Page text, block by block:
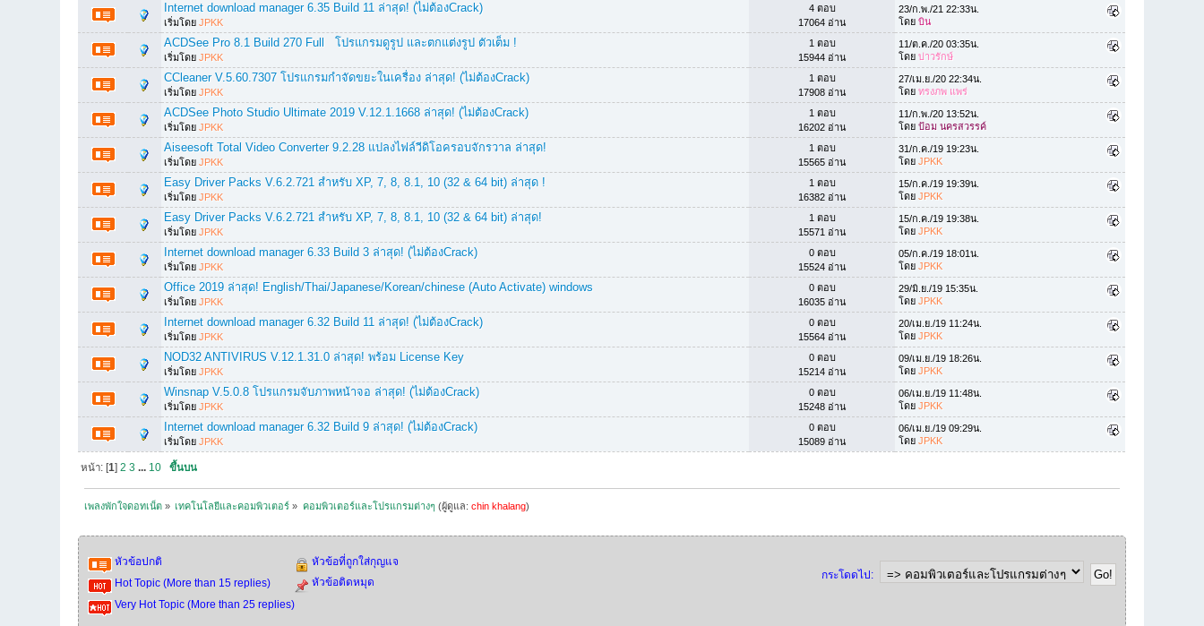
Internet download manager 6.35 Build 11 ล่าสุด! (ไม่ต้องCrack)
เริ่มโดยJPKK
4 ตอบ
17064 อ่าน
23/ก.พ./21 22:33น.
โดยบิน
ACDSee Pro 8.1 Build 270 Full โปรแกรมดูรูป และตกแต่งรูป ตัวเต็ม !
เริ่มโดยJPKK
1 ตอบ
15944 อ่าน
11/ต.ค./20 03:35น.
โดยบ่าวรักษ์
CCleaner V.5.60.7307 โปรแกรมกำจัดขยะในเครื่อง ล่าสุด! (ไม่ต้องCrack)
เริ่มโดยJPKK
1 ตอบ
17908 อ่าน
27/เม.ย./20 22:34น.
โดยทรงภพ แพร่
ACDSee Photo Studio Ultimate 2019 V.12.1.1668 ล่าสุด! (ไม่ต้องCrack)
เริ่มโดยJPKK
1 ตอบ
16202 อ่าน
11/ก.พ./20 13:52น.
โดยป้อม นครสวรรค์
Aiseesoft Total Video Converter 9.2.28 แปลงไฟล์วีดิโอครอบจักรวาล ล่าสุด!
เริ่มโดยJPKK
1 ตอบ
15565 อ่าน
31/ก.ค./19 19:23น.
โดยJPKK
Easy Driver Packs V.6.2.721 สำหรับ XP, 7, 8, 8.1, 10 (32 & 64 bit) ล่าสุด !
เริ่มโดยJPKK
1 ตอบ
16382 อ่าน
15/ก.ค./19 19:39น.
โดยJPKK
Easy Driver Packs V.6.2.721 สำหรับ XP, 7, 8, 8.1, 10 (32 & 64 bit) ล่าสุด!
เริ่มโดยJPKK
1 ตอบ
15571 อ่าน
15/ก.ค./19 19:38น.
โดยJPKK
Internet download manager 6.33 Build 3 ล่าสุด! (ไม่ต้องCrack)
เริ่มโดยJPKK
0 ตอบ
15524 อ่าน
05/ก.ค./19 18:01น.
โดยJPKK
Office 2019 ล่าสุด! English/Thai/Japanese/Korean/chinese (Auto Activate) windows
เริ่มโดยJPKK
0 ตอบ
16035 อ่าน
29/มิ.ย./19 15:35น.
โดยJPKK
Internet download manager 6.32 Build 11 ล่าสุด! (ไม่ต้องCrack)
เริ่มโดยJPKK
0 ตอบ
15564 อ่าน
20/เม.ย./19 11:24น.
โดยJPKK
NOD32 ANTIVIRUS V.12.1.31.0 ล่าสุด! พร้อม License Key
เริ่มโดยJPKK
0 ตอบ
15214 อ่าน
09/เม.ย./19 18:26น.
โดยJPKK
Winsnap V.5.0.8 โปรแกรมจับภาพหน้าจอ ล่าสุด! (ไม่ต้องCrack)
เริ่มโดยJPKK
0 ตอบ
15248 อ่าน
06/เม.ย./19 11:48น.
โดยJPKK
Internet download manager 6.32 Build 9 ล่าสุด! (ไม่ต้องCrack)
เริ่มโดยJPKK
0 ตอบ
15089 อ่าน
06/เม.ย./19 09:29น.
โดยJPKK
หน้า: [ 1 2 3 ... 10 ขึ้นบน
เพลงพักใจดอทเน็ต» เทคโนโลยีและคอมพิวเตอร์ » คอมพิวเตอร์และโปรแกรมต่างๆ (ผู้ดูแล: chin khalang)
กระโดดไป:
หัวข้อปกติ
Hot Topic (More than 15 replies)
Very Hot Topic (More than 25 replies)
หัวข้อที่ถูกใส่กุญแจ
หัวข้อติดหมุด